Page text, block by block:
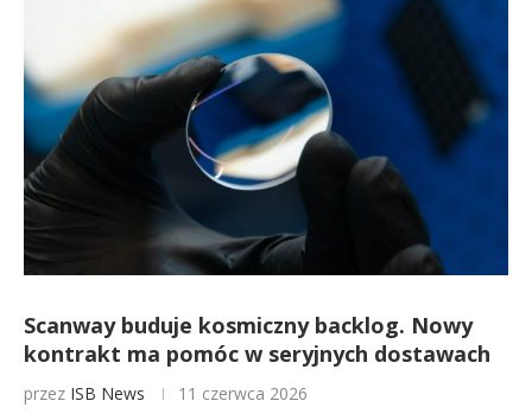
Scanway buduje kosmiczny backlog. Nowy
kontrakt ma pomóc w seryjnych dostawach
przez ISB News 11 czerwca 2026